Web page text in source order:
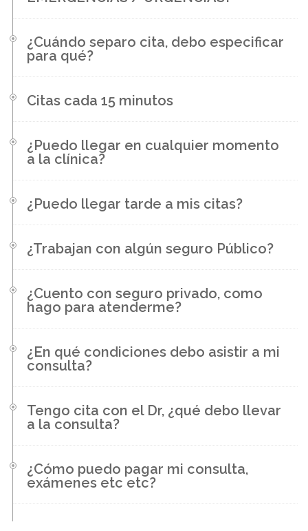
¿Cuándo separo cita, debo especificar
para qué?
Citas cada 15 minutos
¿Puedo llegar en cualquier momento
a la clínica?
¿Puedo llegar tarde a mis citas?
¿Trabajan con algún seguro Público?
¿Cuento con seguro privado, como
hago para atenderme?
¿En qué condiciones debo asistir a mi
consulta?
Tengo cita con el Dr, ¿qué debo llevar
a la consulta?
¿Cómo puedo pagar mi consulta,
exámenes etc etc?